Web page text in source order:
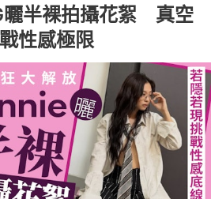
半裸拍攝花絮 真空
性感極限